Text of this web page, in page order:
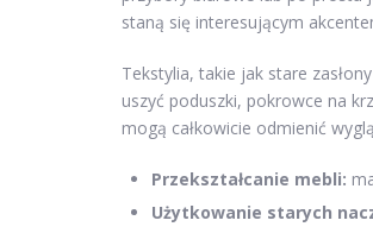
staną się interesującym
Tekstylia, takie jak stare
uszyć poduszki, pokrowce na
mogą całkowicie odmienić
Przekształcanie mebli:
Użytkowanie starych